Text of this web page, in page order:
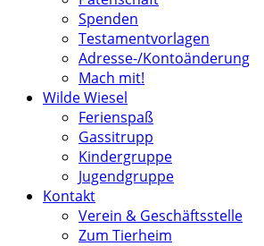
Spenden
Testamentvorlagen
Adresse-/Kontoänderung
Mach mit!
Wilde Wiesel
Ferienspaß
Gassitrupp
Kindergruppe
Jugendgruppe
Kontakt
Verein & Geschäftsstelle
Zum Tierheim